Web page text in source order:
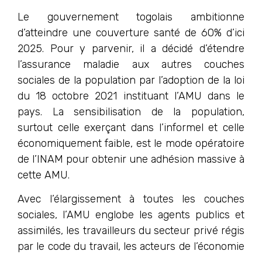
Le gouvernement togolais ambitionne
d’atteindre une couverture santé de 60% d’ici
2025. Pour y parvenir, il a décidé d’étendre
l’assurance maladie aux autres couches
sociales de la population par l’adoption de la loi
du 18 octobre 2021 instituant l’AMU dans le
pays. La sensibilisation de la population,
surtout celle exerçant dans l’informel et celle
économiquement faible, est le mode opératoire
de l’INAM pour obtenir une adhésion massive à
cette AMU.
Avec l’élargissement à toutes les couches
sociales, l’AMU englobe les agents publics et
assimilés, les travailleurs du secteur privé régis
par le code du travail, les acteurs de l’économie